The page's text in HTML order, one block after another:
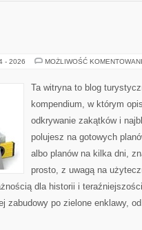
- 2026 MOŻLIWOŚĆ
Ta witryna to blog
kompendium, w którym
odkrywanie zakątków i
polujesz na gotowych
albo planów na kilka dni,
prosto, z uwagą na
dla historii i
zabudowy po zielone enklawy,